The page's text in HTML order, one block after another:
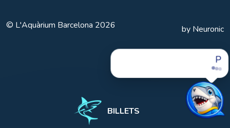
BILLETS
© L'Aquàrium Barcelona 2026 by Neuronic
Planifions votre